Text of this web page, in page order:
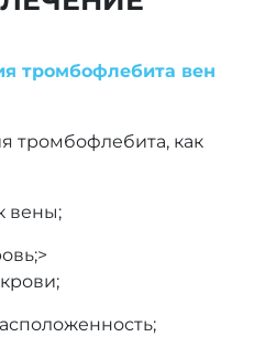
тромбофлебита вен
тромбофлебита, как
вены;